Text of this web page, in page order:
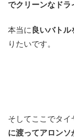
でクリーンなドラ
本当に 良いバト
りたいです。
そしてここでタイ
に渡ってアロンソ